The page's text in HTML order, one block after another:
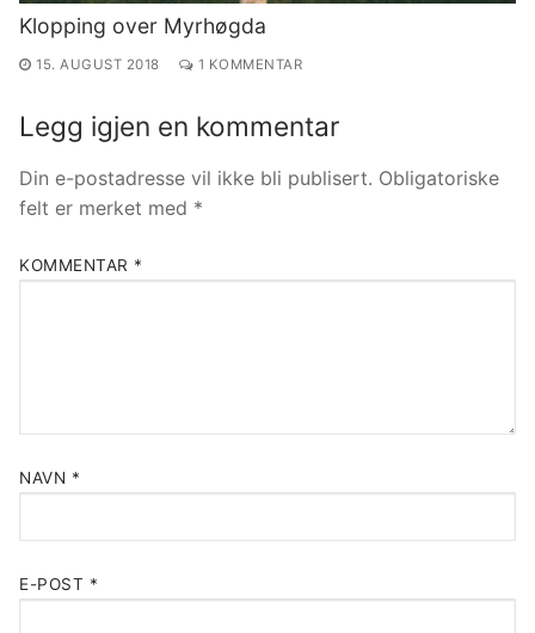
Klopping over Myrhøgda
15. AUGUST 2018 1 KOMMENTAR
Legg igjen en kommentar
Din e-postadresse vil ikke bli publisert. Obligatoriske
felt er merket med *
KOMMENTAR *
NAVN *
E-POST *